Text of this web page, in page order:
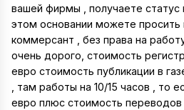
вашей фирмы , получаете
этом основании можете просить
коммерсант , без права на
очень дорого, стоимость
евро стоимость публикации в
, там работы на 10/15 часов , то
евро плюс стоимость переводов